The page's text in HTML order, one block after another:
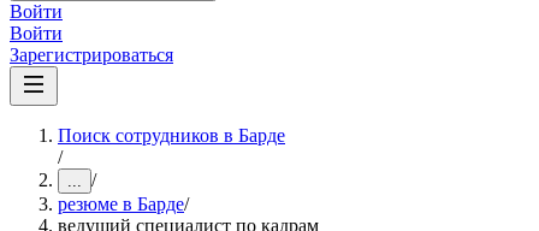
Войти
Войти
Зарегистрироваться
Поиск сотрудников в Барде
/
... /
резюме в Барде/
ведущий специалист по кадрам